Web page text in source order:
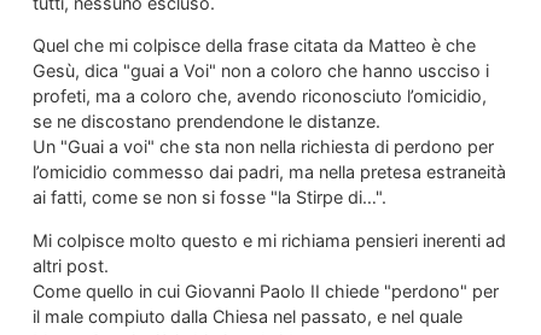
Quel che mi colpisce della frase citata da Matteo è che
Gesù, dica "guai a Voi" non a coloro che hanno uscciso i
profeti, ma a coloro che, avendo riconosciuto l’omicidio,
se ne discostano prendendone le distanze.
Un "Guai a voi" che sta non nella richiesta di perdono per
l’omicidio commesso dai padri, ma nella pretesa estraneità
ai fatti, come se non si fosse "la Stirpe di…".
Mi colpisce molto questo e mi richiama pensieri inerenti ad
altri post.
Come quello in cui Giovanni Paolo II chiede "perdono" per
il male compiuto dalla Chiesa nel passato, e nel quale